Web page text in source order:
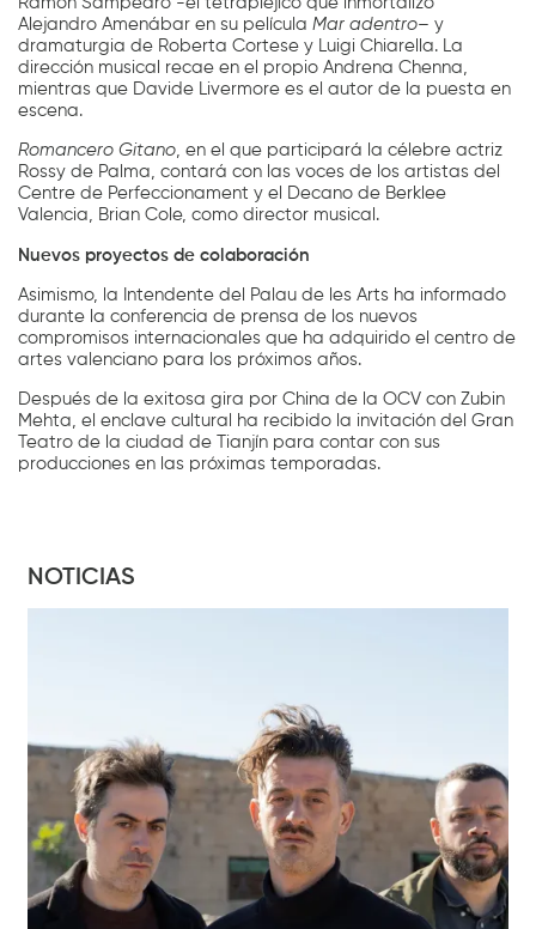
Alejandro Amenábar en su películaMar adentro– y
dramaturgia de Roberta Cortese y Luigi Chiarella. La
dirección musical recae en el propio Andrena Chenna,
mientras que Davide Livermore es el autor de la puesta en
escena.
Romancero Gitano, en el que participará la célebre actriz
Rossy de Palma, contará con las voces de los artistas del
Centre de Perfeccionament y el Decano de Berklee
Valencia, Brian Cole, como director musical.
Nuevos proyectos de colaboración
Asimismo, la Intendente del Palau de les Arts ha informado
durante la conferencia de prensa de los nuevos
compromisos internacionales que ha adquirido el centro de
artes valenciano para los próximos años.
Después de la exitosa gira por China de la OCV con Zubin
Mehta, el enclave cultural ha recibido la invitación del Gran
Teatro de la ciudad de Tianjín para contar con sus
producciones en las próximas temporadas.
NOTICIAS